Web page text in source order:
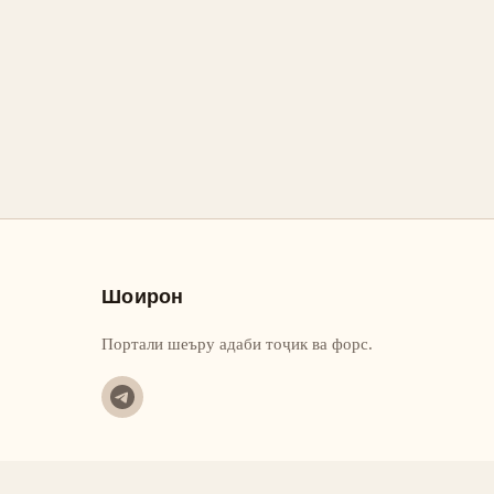
Шоирон
Портали шеъру адаби тоҷик ва форс.